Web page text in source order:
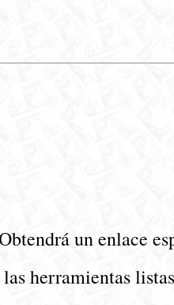
un enlace
herramientas